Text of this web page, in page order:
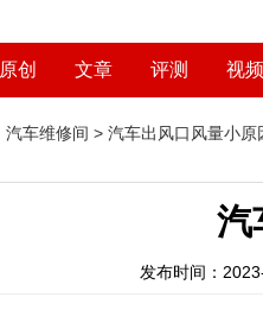
原创 文章 评测 视频
汽车维修间 > 汽车出风口风量小原
汽
发布时间：